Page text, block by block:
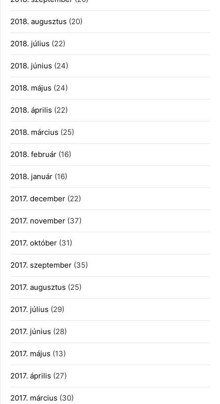
2018. augusztus (20)
2018. július (22)
2018. június (24)
2018. május (24)
2018. április (22)
2018. március (25)
2018. február (16)
2018. január (16)
2017. december (22)
2017. november (37)
2017. október (31)
2017. szeptember (35)
2017. augusztus (25)
2017. július (29)
2017. június (28)
2017. május (13)
2017. április (27)
2017. március (30)